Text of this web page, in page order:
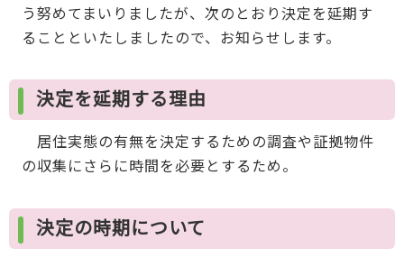
う努めてまいりましたが、次のとおり決定を延期す
ることといたしましたので、お知らせします。
決定を延期する理由
居住実態の有無を決定するための調査や証拠物件
の収集にさらに時間を必要とするため。
決定の時期について